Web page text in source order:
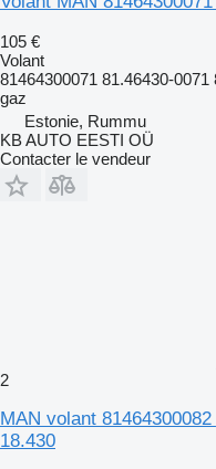
105 €
Volant
81464300071 81.46430-
gaz
Estonie, Rummu
KB AUTO EESTI OÜ
Contacter le vendeur
2
MAN volant
18.430